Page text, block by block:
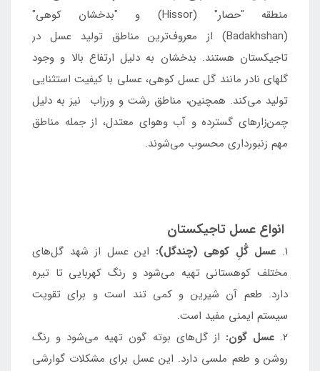
منطقه "حصار" (Hissor) و "بدخشان کوهی"
(Badakhshan) از معروف‌ترین مناطق تولید عسل در
تاجیکستان هستند. بدخشان به دلیل ارتفاع بالا و وجود
گلهای نادر مانند گل عسل کوهی، عسلی با کیفیت استثنایی
تولید می‌کند. همچنین، مناطق رشت و ورزاب نیز به دلیل
چمن‌زارهای گسترده و آب وهوای معتدل، از جمله مناطق
مهم زنبورداری محسوب می‌شوند.
انواع عسل تاجیکستان
۱. عسل گُلِ کوهی (چندگل): این عسل از شهد گل‌های
مختلف کوهستانی تهیه می‌شود و رنگ کهربایی تا تیره
دارد. طعم آن شیرین و کمی تند است و برای تقویت
سیستم ایمنی مفید است.
۲. عسل گون: از گل‌های بوته گون تهیه می‌شود و رنگ
روشن و طعم ملسی دارد. این عسل برای مشکلات گوارشی